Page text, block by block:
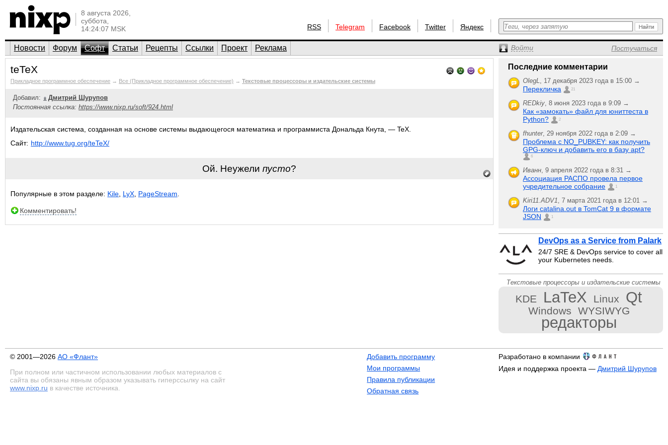
8 августа 2026,
суббота,
14:24:07 MSK
RSS Telegram Facebook Twitter Яндекс
Новости Форум Софт Статьи Рецепты Ссылки Проект Реклама Войти Постучаться
teTeX
Прикладное программное обеспечение → Все (Прикладное программное обеспечение) → Текстовые процессоры и издательские системы
Добавил:
Дмитрий Шурупов
Постоянная ссылка: https://www.nixp.ru/soft/924.html
Издательская система, созданная на основе системы выдающегося математика и программиста Дональда Кнута, — TeX.
Сайт: http://www.tug.org/teTeX/
Ой. Неужели пусто?
Популярные в этом разделе: Kile LyX PageStream
Комментировать!
Последние комментарии
OlegL, 17 декабря 2023 года в 15:00 →
Перекличка 21
REDkiy, 8 июня 2023 года в 9:09 →
Как «замокать» файл для юниттеста в
Python?
2
fhunter, 29 ноября 2022 года в 2:09 →
Проблема с NO_PUBKEY: как получить
GPG-ключ и добавить его в базу apt?
6
Иванн, 9 апреля 2022 года в 8:31 →
Ассоциация РАСПО провела первое
учредительное собрание
1
Kiri11.ADV1, 7 марта 2021 года в 12:01 →
Логи catalina.out в TomCat 9 в формате
JSON
1
DevOps as a Service from Palark
24/7 SRE & DevOps service to cover all
your Kubernetes needs.
Текстовые процессоры и издательские системы
KDE LaTeX Linux Qt
Windows WYSIWYG
редакторы
© 2001—2026 АО «Флант»
При полном или частичном использовании любых материалов с
сайта вы обязаны явным образом указывать гиперссылку на сайт
www.nixp.ru в качестве источника.
Добавить программу
Мои программы
Правила публикации
Обратная связь
Разработано в компании
Идея и поддержка проекта — Дмитрий Шурупов